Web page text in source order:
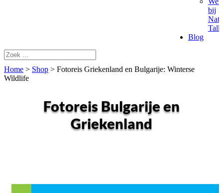
bij
Blog
Home > Shop > Fotoreis Griekenland en Bulgarije: Winterse
Wildlife
Fotoreis Bulgarije en
Griekenland